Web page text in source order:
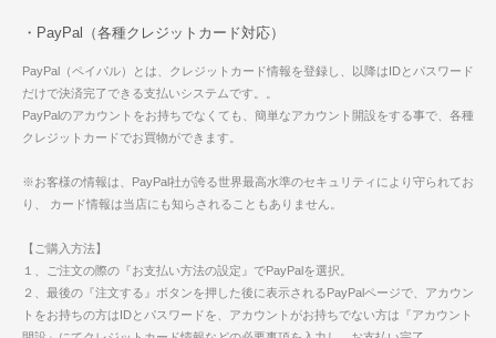
・PayPal（各種クレジットカード対応）
PayPal（ペイパル）とは、クレジットカード情報を登録し、以降はIDとパスワード
だけで決済完了できる支払いシステムです。。
PayPalのアカウントをお持ちでなくても、簡単なアカウント開設をする事で、各種
クレジットカードでお買物ができます。
※お客様の情報は、PayPal社が誇る世界最高水準のセキュリティにより守られてお
り、 カード情報は当店にも知らされることもありません。
【ご購入方法】
１、ご注文の際の『お支払い方法の設定』でPayPalを選択。
２、最後の『注文する』ボタンを押した後に表示されるPayPalページで、アカウン
トをお持ちの方はIDとパスワードを、アカウントがお持ちでない方は『アカウント